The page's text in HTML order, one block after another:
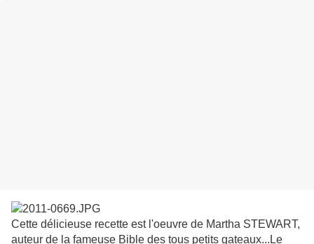
Cette délicieuse recette est l'oeuvre de Martha STEWART,
auteur de la fameuse Bible des tous petits gateaux...Le